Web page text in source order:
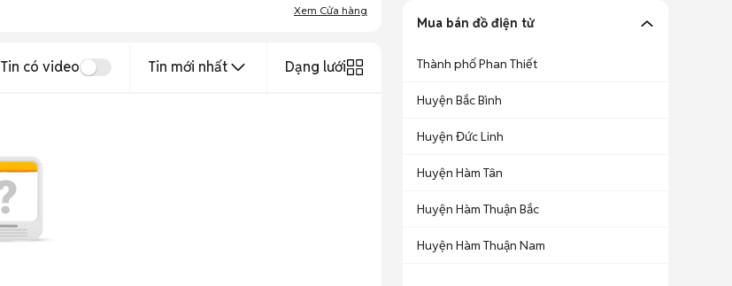
Xem Cửa hàng
Tin có video Tin mới nhất Dạng lưới
Mua bán đồ điện tử
Thành phố Phan Thiết
Huyện Bắc Bình
Huyện Đức Linh
Huyện Hàm Tân
Huyện Hàm Thuận Bắc
Huyện Hàm Thuận Nam